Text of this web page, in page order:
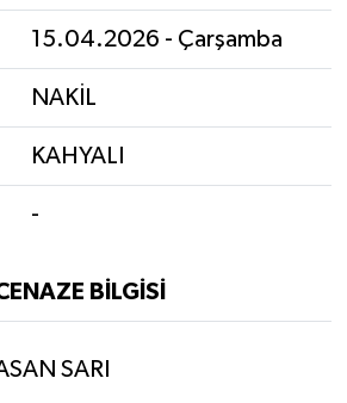
15.04.2026 - Çarşamba
NAKİL
KAHYALI
-
BİLGİSİ
SARI